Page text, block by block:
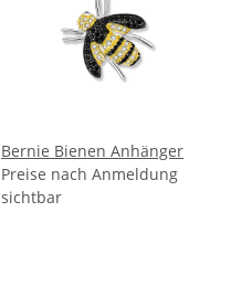
Bernie Bienen Anhänger
Preise nach Anmeldung
sichtbar